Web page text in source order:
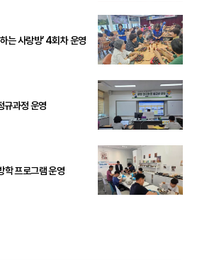
는 사랑방’ 4회차 운영
규과정 운영
프로그램 운영